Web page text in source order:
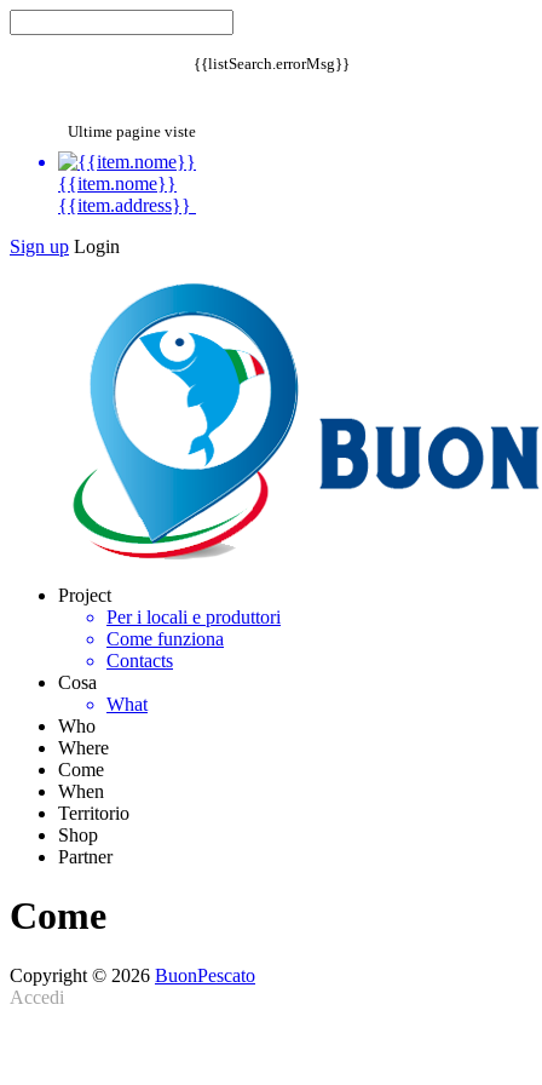
{{listSearch.errorMsg}}
Ultime pagine viste
{{item.nome}}
{{item.address}}
Sign up Login
Project
Per i locali e produttori
Come funziona
Contacts
Cosa
What
Who
Where
Come
When
Territorio
Shop
Partner
Come
Copyright © 2026 BuonPescato
Accedi